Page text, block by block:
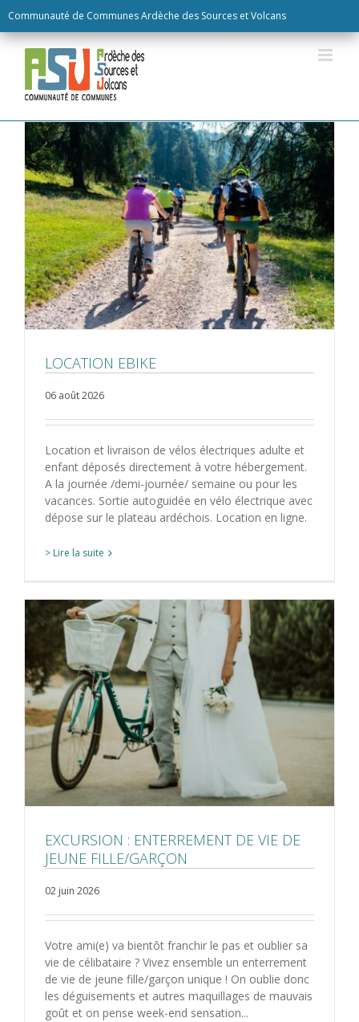
Communauté de Communes Ardèche des Sources et Volcans
to
content
LOCATION EBIKE
06 août 2026
Location et livraison de vélos électriques adulte et
enfant déposés directement à votre hébergement.
A la journée /demi-journée/ semaine ou pour les
vacances. Sortie autoguidée en vélo électrique avec
dépose sur le plateau ardéchois. Location en ligne.
> Lire la suite
EXCURSION : ENTERREMENT DE VIE DE
JEUNE FILLE/GARÇON
02 juin 2026
Votre ami(e) va bientôt franchir le pas et oublier sa
vie de célibataire ? Vivez ensemble un enterrement
de vie de jeune fille/garçon unique ! On oublie donc
les déguisements et autres maquillages de mauvais
goût et on pense week-end sensation...